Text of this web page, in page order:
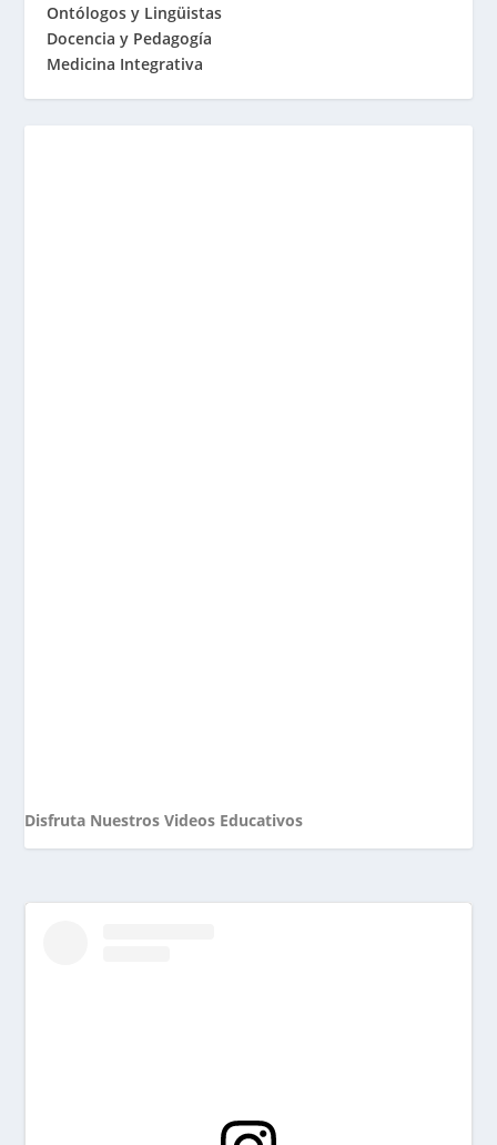
Ontólogos y Lingüistas
Docencia y Pedagogía
Medicina Integrativa
Disfruta Nuestros Videos Educativos